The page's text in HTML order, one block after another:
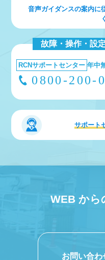
音声ガイダンスの案内に
故障・操作・設
RCNサポートセンター 年中
0800-200-
サポート
WEB から
お問い合わ